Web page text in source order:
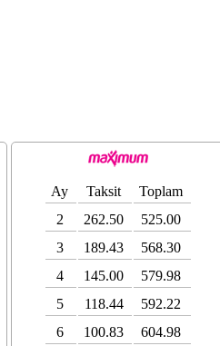
Ay Taksit
Toplam
2
262.50
525.00
3
189.43
568.30
4
145.00
579.98
5
118.44
592.22
6
100.83 604.98